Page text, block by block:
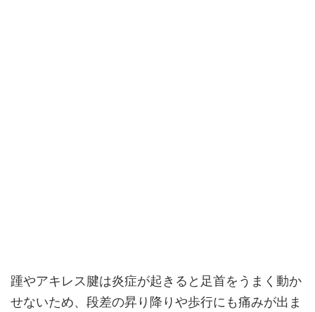
踵やアキレス腱は炎症が起きると足首をうまく動か
せないため、段差の昇り降りや歩行にも痛みが出ま